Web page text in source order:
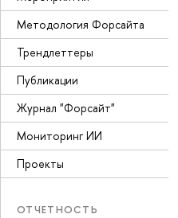
Методология Форсайта
Трендлеттеры
Публикации
Журнал "Форсайт"
Мониторинг ИИ
Проекты
ОТЧЕТНОСТЬ